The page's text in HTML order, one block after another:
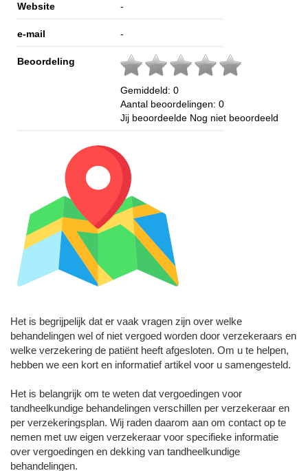
Website -
e-mail -
Beoordeling
Gemiddeld: 0
Aantal beoordelingen: 0
Jij beoordeelde Nog niet beoordeeld
Het is begrijpelijk dat er vaak vragen zijn over welke
behandelingen wel of niet vergoed worden door verzekeraars en
welke verzekering de patiënt heeft afgesloten. Om u te helpen,
hebben we een kort en informatief artikel voor u samengesteld.
Het is belangrijk om te weten dat vergoedingen voor
tandheelkundige behandelingen verschillen per verzekeraar en
per verzekeringsplan. Wij raden daarom aan om contact op te
nemen met uw eigen verzekeraar voor specifieke informatie
over vergoedingen en dekking van tandheelkundige
behandelingen.